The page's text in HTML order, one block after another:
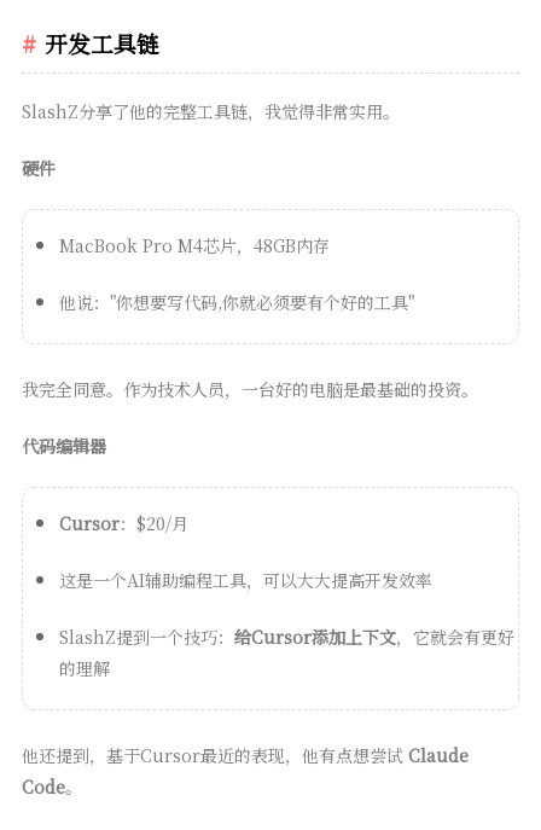
开发工具链
SlashZ分享了他的完整工具链，我觉得非常实用。
硬件
MacBook Pro M4芯片，48GB内存
他说："你想要写代码,你就必须要有个好的工具"
我完全同意。作为技术人员，一台好的电脑是最基础的投资。
代码编辑器
Cursor：$20/月
这是一个AI辅助编程工具，可以大大提高开发效率
SlashZ提到一个技巧： 给Cursor添加上下文，它就会有更好
的理解
他还提到，基于Cursor最近的表现，他有点想尝试 Claude
Code。